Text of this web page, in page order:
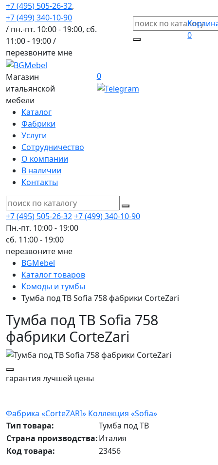
+7 (495) 505-26-32,
+7 (499) 340-10-90
/ пн.-пт. 10:00 - 19:00, сб.
11:00 - 19:00 /
перезвоните мне
0
Магазин
итальянской
мебели
0
Каталог
Фабрики
Услуги
Сотрудничество
О компании
В наличии
Контакты
+7 (495) 505-26-32+7 (499) 340-10-90
Пн.-пт. 10:00 - 19:00
сб. 11:00 - 19:00
перезвоните мне
BGMebel
Каталог товаров
Комоды и тумбы
Тумба под ТВ Sofia 758 фабрики CorteZari
Тумба под ТВ Sofia 758
фабрики CorteZari
гарантия лучшей цены
Фабрика «CorteZARI» Коллекция «Sofia»
Тип товара:
Тумба под ТВ
Страна производства:Италия
Код товара:
23456